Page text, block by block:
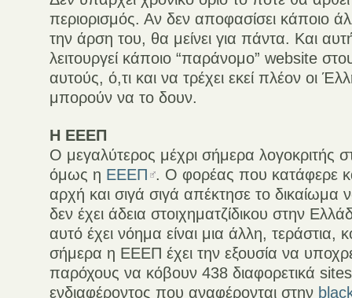
περιορισμός. Αν δεν αποφασίσει κάποιο
την άρση του, θα μείνει για πάντα. Και
λειτουργεί κάποιο “παράνομο” website
αυτούς, ό,τι και να τρέχει εκεί πλέον οι
μπορούν να το δουν.
Η ΕΕΕΠ
Ο μεγαλύτερος μέχρι σήμερα λογοκριτής
όμως η ΕΕΕΠ . Ο φορέας που κατάφερε
αρχή και σιγά σιγά απέκτησε το δικαίωμα
δεν έχει άδεια στοιχηματζίδικου στην
αυτό έχει νόημα είναι μια άλλη, τεράστια,
σήμερα η ΕΕΕΠ έχει την εξουσία να
παρόχους να κόβουν 438 διαφορετικά sites
ενδιαφέροντος που αναφέρονται στην